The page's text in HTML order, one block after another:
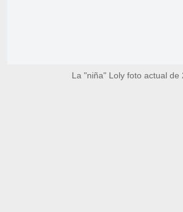
La "niña" Loly foto actual de